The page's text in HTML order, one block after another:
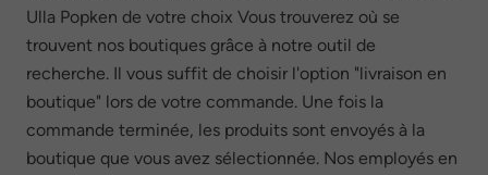
Ulla Popken de votre choix Vous trouverez où se
trouvent nos boutiques grâce à notre outil de
recherche. Il vous suffit de choisir l'option "livraison en
boutique" lors de votre commande. Une fois la
commande terminée, les produits sont envoyés à la
boutique que vous avez sélectionnée. Nos employés en